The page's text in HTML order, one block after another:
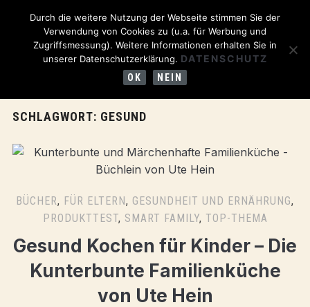
SCHLAGWORT: GESUND
BÜCHER, FÜR ELTERN, GESUNDHEIT UND ERNÄHRUNG,
PRODUKTTEST, SMART FAMILY, TOP-THEMA
Gesund Kochen für Kinder – Die
Kunterbunte Familienküche
von Ute Hein
Durch die weitere Nutzung der Webseite stimmen Sie der
Verwendung von Cookies zu (u.a. für Werbung und
Zugriffsmessung). Weitere Informationen erhalten Sie in
unserer Datenschutzerklärung. DATENSCHUTZ
OK NEIN